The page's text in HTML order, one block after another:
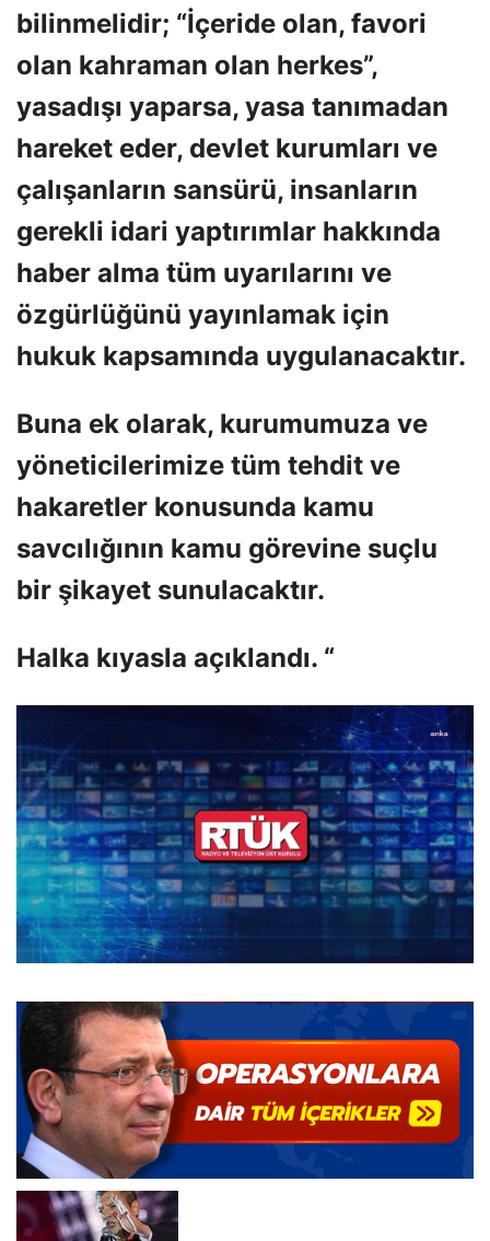
bilinmelidir; “İçeride olan, favori
olan kahraman olan herkes”,
yasadışı yaparsa, yasa tanımadan
hareket eder, devlet kurumları ve
çalışanların sansürü, insanların
gerekli idari yaptırımlar hakkında
haber alma tüm uyarılarını ve
özgürlüğünü yayınlamak için
hukuk kapsamında uygulanacaktır.
Buna ek olarak, kurumumuza ve
yöneticilerimize tüm tehdit ve
hakaretler konusunda kamu
savcılığının kamu görevine suçlu
bir şikayet sunulacaktır.
Halka kıyasla açıklandı. “